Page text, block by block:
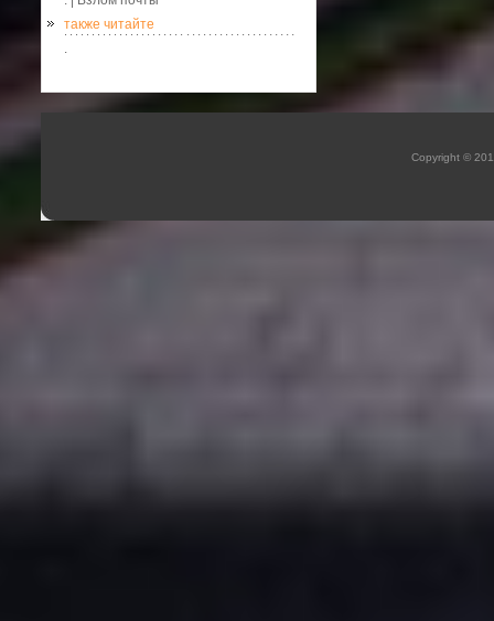
также читайте
.
Copyright ©